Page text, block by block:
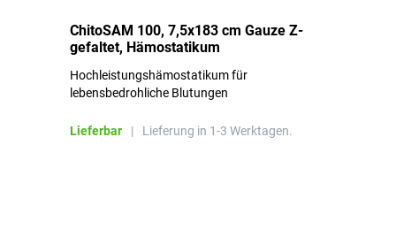
ChitoSAM 100, 7,5x183 cm Gauze Z-
gefaltet, Hämostatikum
Hochleistungshämostatikum für
lebensbedrohliche Blutungen
Lieferbar | Lieferung in 1-3 Werktagen.